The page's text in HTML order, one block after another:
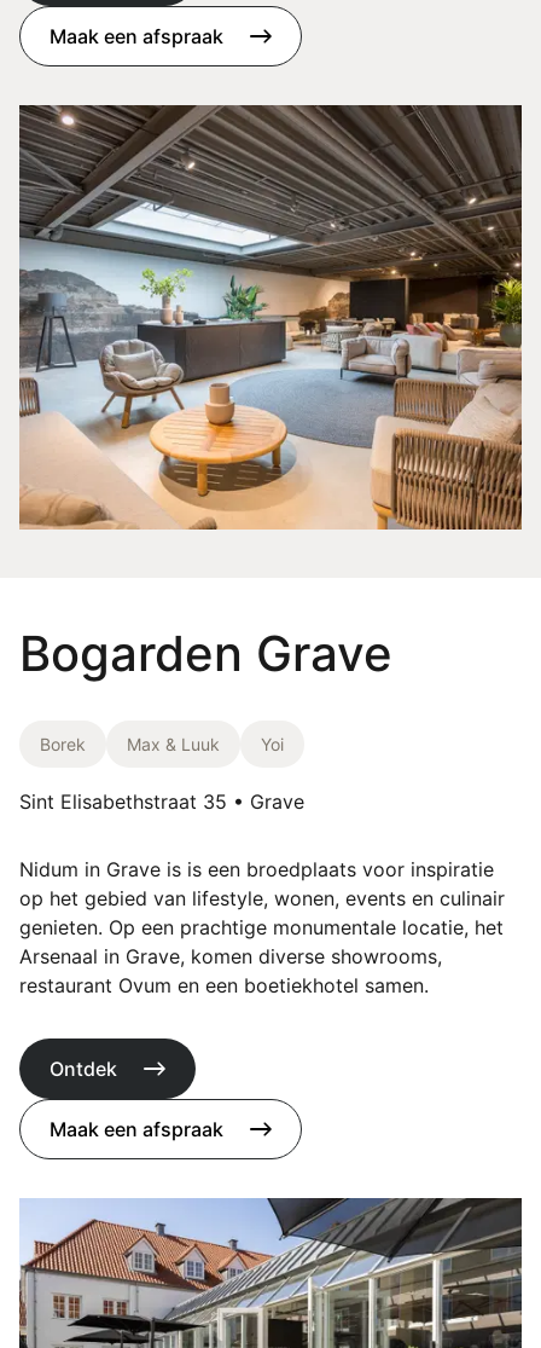
Maak een afspraak
Bogarden Grave
Borek Max & Luuk Yoi
Sint Elisabethstraat 35 • Grave
Nidum in Grave is is een broedplaats voor inspiratie
op het gebied van lifestyle, wonen, events en culinair
genieten. Op een prachtige monumentale locatie, het
Arsenaal in Grave, komen diverse showrooms,
restaurant Ovum en een boetiekhotel samen.
Ontdek
Maak een afspraak